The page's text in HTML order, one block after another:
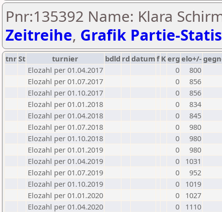
Pnr:135392 Name: Klara
Zeitreihe, Grafik Partie-
tnrSt turnier bdld rd datumf Kerg elo+/-
Elozahl per 01.04.2017
0
800
Elozahl per 01.07.2017
0
856
Elozahl per 01.10.2017
0
856
Elozahl per 01.01.2018
0
834
Elozahl per 01.04.2018
0
845
Elozahl per 01.07.2018
0
980
Elozahl per 01.10.2018
0
980
Elozahl per 01.01.2019
0
980
Elozahl per 01.04.2019
0
1031
Elozahl per 01.07.2019
0
952
Elozahl per 01.10.2019
0
1019
Elozahl per 01.01.2020
0
1027
Elozahl per 01.04.2020
0
1110